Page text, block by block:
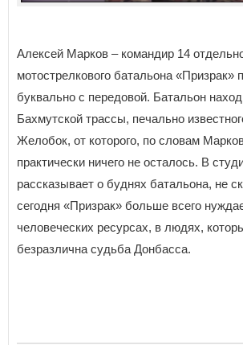
Алексей Марков – командир 14
мотострелкового батальона «Призрак»
буквально с передовой. Батальон
Бахмутской трассы, печально
Желобок, от которого, по словам
практически ничего не осталось. В
рассказывает о буднях батальона, не
сегодня «Призрак» больше всего
человеческих ресурсах, в людях,
безразлична судьба Донбасса.